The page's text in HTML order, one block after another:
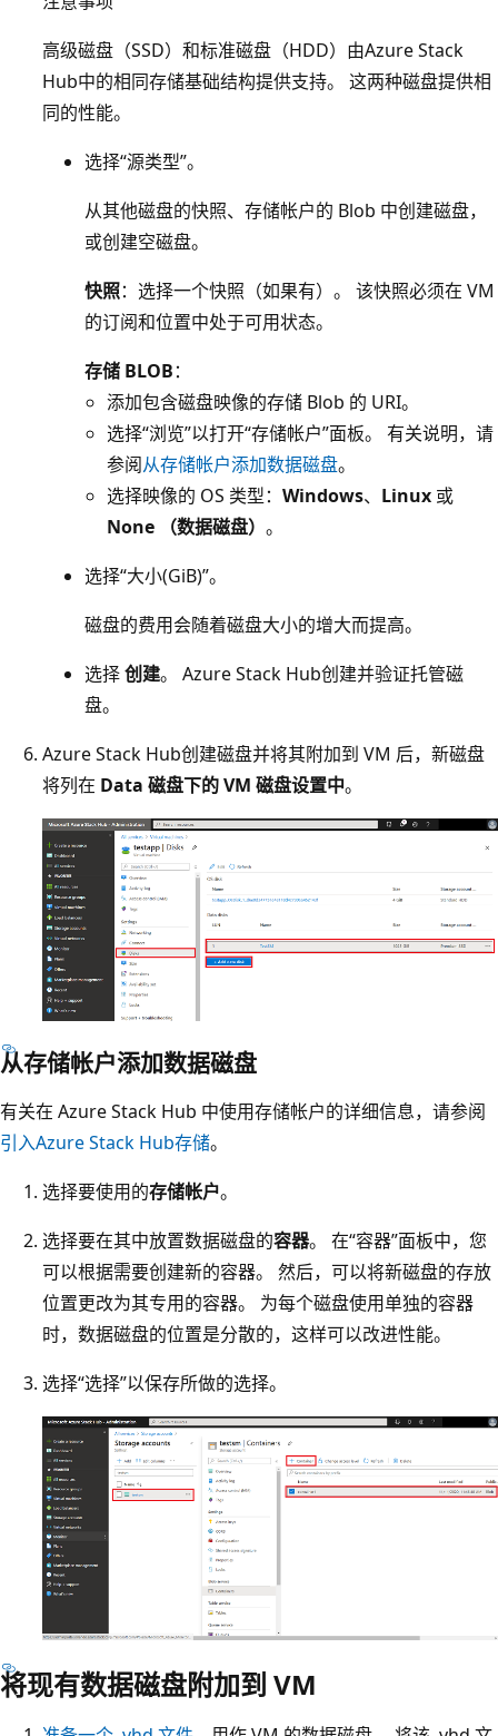
高级磁盘（SSD）和标准磁盘（HDD）由Azure Stack
Hub中的相同存储基础结构提供支持。 这两种磁盘提供相
同的性能。
选择“源类型”。
从其他磁盘的快照、存储帐户的 Blob 中创建磁盘，
或创建空磁盘。
快照：选择一个快照（如果有）。 该快照必须在 VM
的订阅和位置中处于可用状态。
存储 BLOB：
添加包含磁盘映像的存储 Blob 的 URI。
选择“浏览”以打开“存储帐户”面板。 有关说明，请
参阅从存储帐户添加数据磁盘。
选择映像的 OS 类型： Windows、 Linux 或
None （数据磁盘） 。
选择“大小(GiB)”。
磁盘的费用会随着磁盘大小的增大而提高。
选择创建。 Azure Stack Hub创建并验证托管磁
盘。
Azure Stack Hub创建磁盘并将其附加到 VM 后，新磁盘
将列在 Data 磁盘下的 VM 磁盘设置中。
从存储帐户添加数据磁盘
有关在 Azure Stack Hub 中使用存储帐户的详细信息，请参阅
引入Azure Stack Hub存储。
选择要使用的存储帐户。
选择要在其中放置数据磁盘的容器。 在“容器”面板中，您
可以根据需要创建新的容器。 然后，可以将新磁盘的存放
位置更改为其专用的容器。 为每个磁盘使用单独的容器
时，数据磁盘的位置是分散的，这样可以改进性能。
选择“选择”以保存所做的选择。
将现有数据磁盘附加到 VM